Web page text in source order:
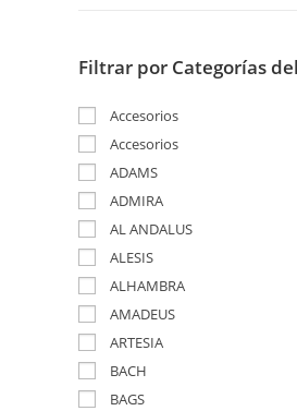
Filtrar por Categorías
Accesorios
Accesorios
ADAMS
ADMIRA
AL ANDALUS
ALESIS
ALHAMBRA
AMADEUS
ARTESIA
BACH
BAGS